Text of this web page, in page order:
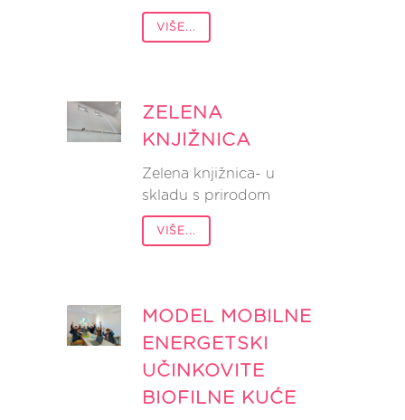
VIŠE...
ZELENA
KNJIŽNICA
Zelena knjižnica- u
skladu s prirodom
VIŠE...
MODEL MOBILNE
ENERGETSKI
UČINKOVITE
BIOFILNE KUĆE